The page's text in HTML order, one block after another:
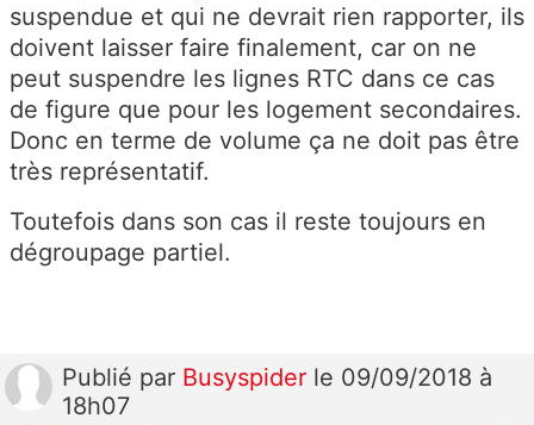
suspendue et qui ne devrait rien rapporter, ils
doivent laisser faire finalement, car on ne
peut suspendre les lignes RTC dans ce cas
de figure que pour les logement secondaires.
Donc en terme de volume ça ne doit pas être
très représentatif.
Toutefois dans son cas il reste toujours en
dégroupage partiel.
Publié par Busyspider le 09/09/2018 à
18h07